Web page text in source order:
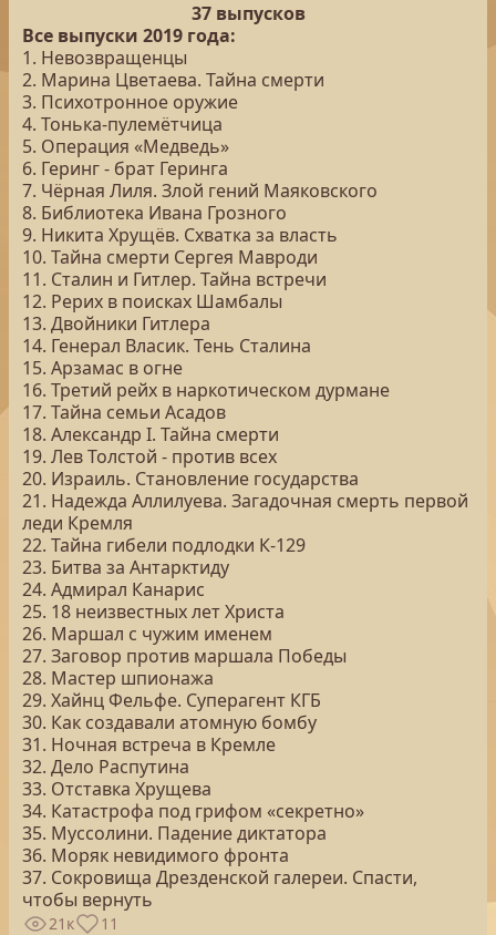
37 выпусков
Все выпуски 2019 года:
1. Невозвращенцы
2. Марина Цветаева. Тайна смерти
3. Психотронное оружие
4. Тонька-пулемётчица
5. Операция «Медведь»
6. Геринг - брат Геринга
7. Чёрная Лиля. Злой гений Маяковского
8. Библиотека Ивана Грозного
9. Никита Хрущёв. Схватка за власть
10. Тайна смерти Сергея Мавроди
11. Сталин и Гитлер. Тайна встречи
12. Рерих в поисках Шамбалы
13. Двойники Гитлера
14. Генерал Власик. Тень Сталина
15. Арзамас в огне
16. Третий рейх в наркотическом дурмане
17. Тайна семьи Асадов
18. Александр I. Тайна смерти
19. Лев Толстой - против всех
20. Израиль. Становление государства
21. Надежда Аллилуева. Загадочная смерть первой
леди Кремля
22. Тайна гибели подлодки К-129
23. Битва за Антарктиду
24. Адмирал Канарис
25. 18 неизвестных лет Христа
26. Маршал с чужим именем
27. Заговор против маршала Победы
28. Мастер шпионажа
29. Хайнц Фельфе. Суперагент КГБ
30. Как создавали атомную бомбу
31. Ночная встреча в Кремле
32. Дело Распутина
33. Отставка Хрущева
34. Катастрофа под грифом «секретно»
35. Муссолини. Падение диктатора
36. Моряк невидимого фронта
37. Сокровища Дрезденской галереи. Спасти,
чтобы вернуть
21к 11